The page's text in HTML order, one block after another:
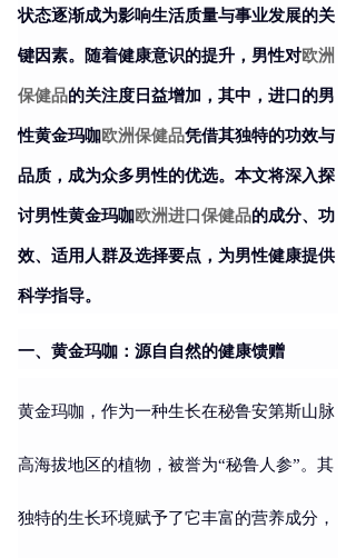
状态逐渐成为影响生活质量与事业发展的关
键因素。随着健康意识的提升，男性对欧洲
保健品的关注度日益增加，其中，进口的男
性黄金玛咖欧洲保健品凭借其独特的功效与
品质，成为众多男性的优选。本文将深入探
讨男性黄金玛咖欧洲进口保健品的成分、功
效、适用人群及选择要点，为男性健康提供
科学指导。
一、黄金玛咖：源自自然的健康馈赠
黄金玛咖，作为一种生长在秘鲁安第斯山脉
高海拔地区的植物，被誉为“秘鲁人参”。其
独特的生长环境赋予了它丰富的营养成分，